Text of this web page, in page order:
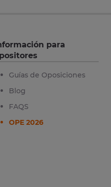
para
Guías de Oposiciones
Blog
FAQS
OPE 2026